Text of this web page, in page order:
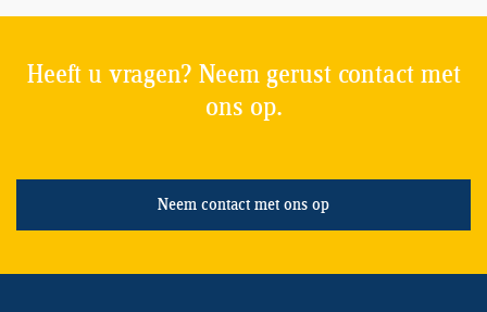
Heeft u vragen? Neem gerust contact met
ons op.
Neem contact met ons op